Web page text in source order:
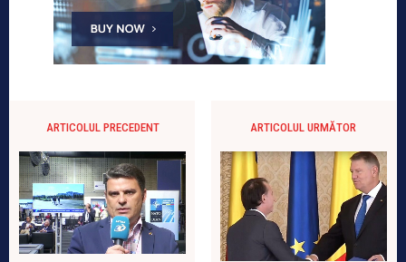
ARTICOLUL PRECEDENT ARTICOLUL URMĂTOR